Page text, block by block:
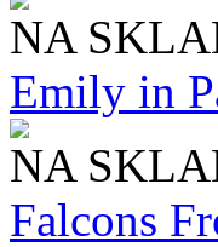
NA
Emily in
NA
Falcons